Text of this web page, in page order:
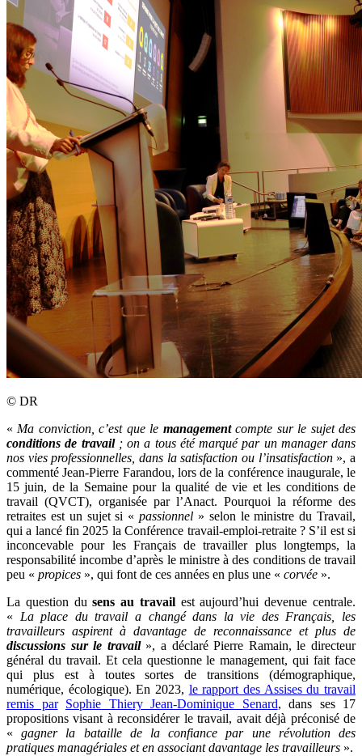
© DR
« Ma conviction, c’est que le managementcompte sur le sujet des
conditions de travail ; on a tous été marqué par un manager dans
nos vies professionnelles, dans la satisfaction ou l’insatisfaction», a
commenté Jean-Pierre Farandou, lors de la conférence inaugurale, le
15 juin, de la Semaine pour la qualité de vie et les conditions de
travail (QVCT), organisée par l’Anact. Pourquoi la réforme des
retraites est un sujet si « passionnel » selon le ministre du Travail,
qui a lancé fin 2025 la Conférence travail-emploi-retraite ? S’il est si
inconcevable pour les Français de travailler plus longtemps, la
responsabilité incombe d’après le ministre à des conditions de travail
peu « propices », qui font de ces années en plus une « corvée ».
La question dusens au travailest aujourd’hui devenue centrale.
« La place du travail a changé dans la vie des Français, les
travailleurs aspirent à davantage de reconnaissance et plus de
discussions sur le travail», a déclaré Pierre Ramain, le directeur
général du travail. Et cela questionne le management, qui fait face
qui plus est à toutes sortes de transitions (démographique,
numérique, écologique). En 2023, le rapport des Assises du travail
remis par
Sophie Thiery Jean-Dominique Senard, dans ses 17
propositions visant à reconsidérer le travail, avait déjà préconisé de
«gagner la bataille de la confiance par une révolution des
pratiques managériales et en associant davantage les travailleurs ».